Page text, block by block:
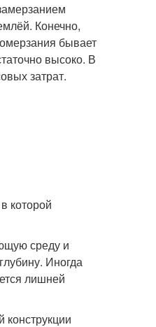
Конечно,
бывает
высоко. В
затрат.
которой
среду и
Иногда
лишней